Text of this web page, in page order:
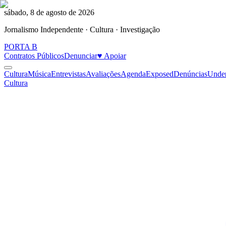
sábado, 8 de agosto de 2026
Jornalismo Independente · Cultura · Investigação
PORTA B
Contratos PúblicosDenunciar♥ Apoiar
CulturaMúsicaEntrevistasAvaliaçõesAgendaExposedDenúncias
Cultura